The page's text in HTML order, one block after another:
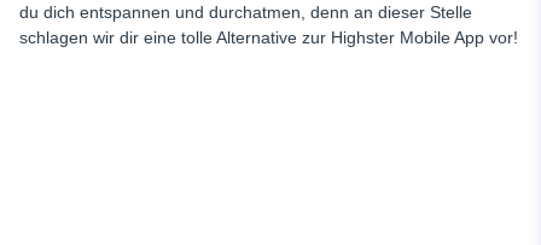
du dich entspannen und durchatmen, denn an dieser Stelle
schlagen wir dir eine tolle Alternative zur Highster Mobile App vor!